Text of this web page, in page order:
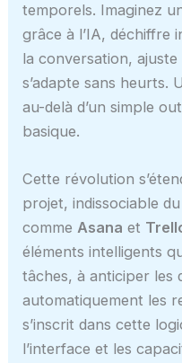
temporels. Imaginez
grâce à l’IA, déchiffre
la conversation,
s’adapte sans heurts.
au-delà d’un simple
basique.
Cette révolution
projet, indissociable
commeAsana et
éléments intelligents
tâches, à anticiper les
automatiquement les
s’inscrit dans cette
l’interface et les